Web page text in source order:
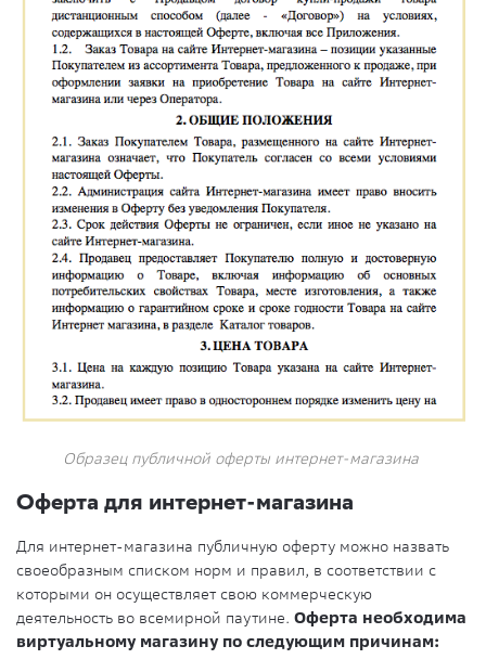
Образец публичной оферты интернет-магазина
Оферта для интернет-магазина
Для интернет-магазина публичную оферту можно назвать
своеобразным списком норм и правил, в соответствии с
которыми он осуществляет свою коммерческую
деятельность во всемирной паутине. Оферта необходима
виртуальному магазину по следующим причинам: